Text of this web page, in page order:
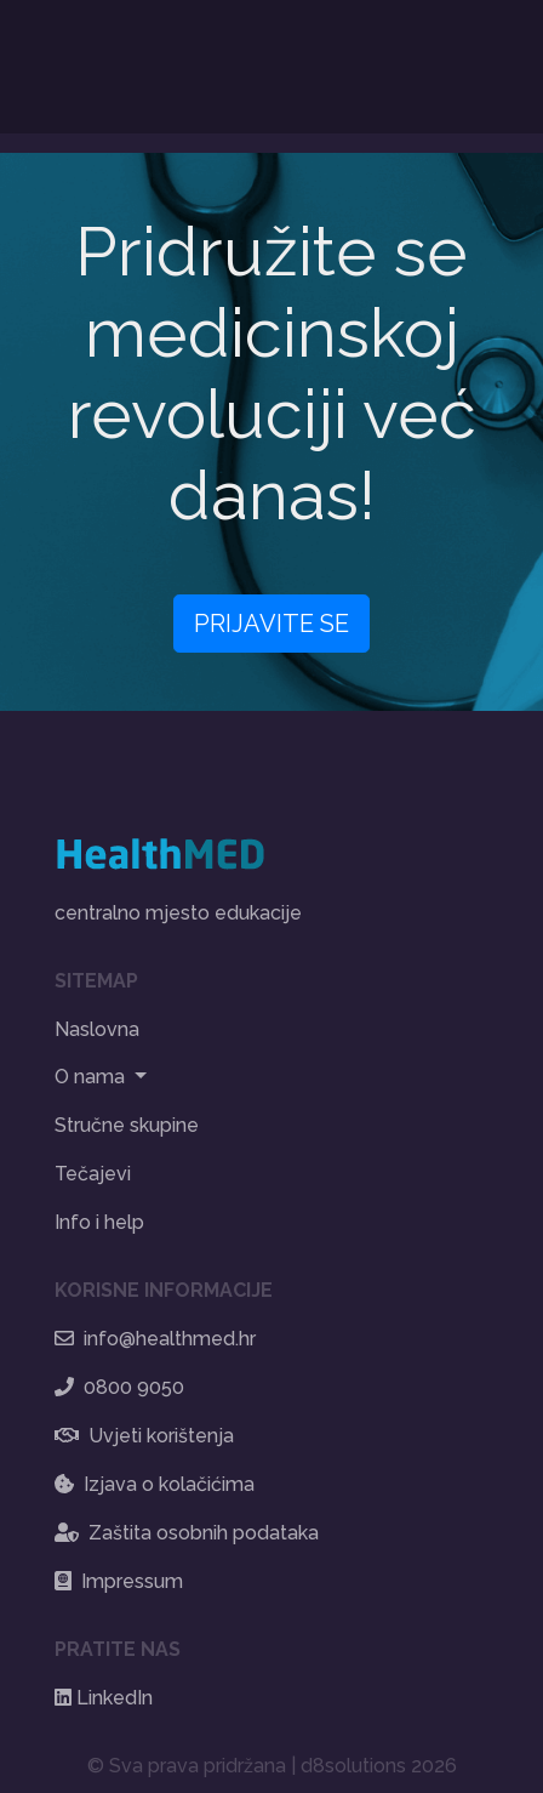
Pridružite se
medicinskoj
revoluciji već
danas!
PRIJAVITE SE
centralno mjesto edukacije
SITEMAP
Naslovna
O nama
Stručne skupine
Tečajevi
Info i help
KORISNE INFORMACIJE
info@healthmed.hr
0800 9050
Uvjeti korištenja
Izjava o kolačićima
Zaštita osobnih podataka
Impressum
PRATITE NAS
LinkedIn
© Sva prava pridržana | d8solutions 2026